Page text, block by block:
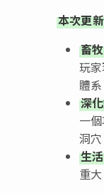
本次更
畜
玩
體
深
一
洞
生
重